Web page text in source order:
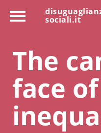
sociali.it
The
face of